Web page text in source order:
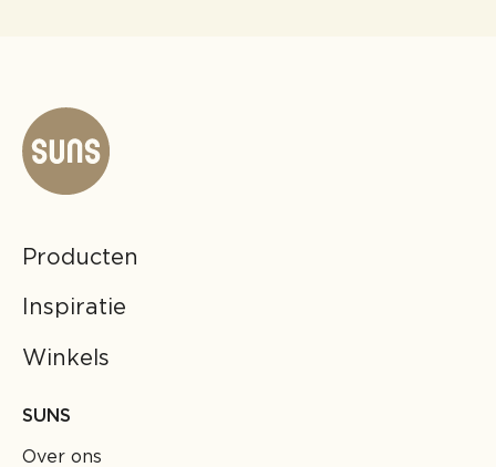
Producten
Inspiratie
Winkels
SUNS
Over ons